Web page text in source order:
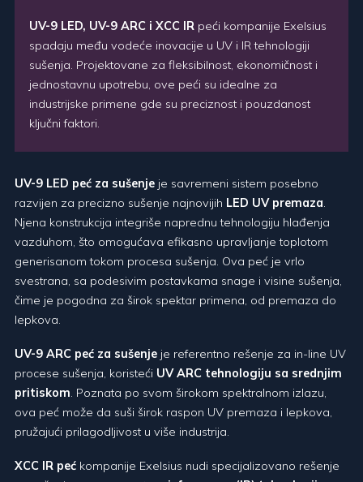
UV-9 LED, UV-9 ARC i XCC IR peći kompanije Exelsius
spadaju među vodeće inovacije u UV i IR tehnologiji
sušenja. Projektovane za fleksibilnost, ekonomičnost i
jednostavnu upotrebu, ove peći su idealne za
industrijske primene gde su preciznost i pouzdanost
ključni faktori.
UV-9 LED peć za sušenje je savremeni sistem posebno
razvijen za precizno sušenje najnovijih LED UV premaza.
Njena konstrukcija integriše naprednu tehnologiju hlađenja
vazduhom, što omogućava efikasno upravljanje toplotom
generisanom tokom procesa sušenja. Ova peć je vrlo
svestrana, sa podesivim postavkama snage i visine sušenja,
čime je pogodna za širok spektar primena, od premaza do
lepkova.
UV-9 ARC peć za sušenje je referentno rešenje za in-line UV
procese sušenja, koristeći UV ARC tehnologiju sa srednjim
pritiskom. Poznata po svom širokom spektralnom izlazu,
ova peć može da suši širok raspon UV premaza i lepkova,
pružajući prilagodljivost u više industrija.
XCC IR peć kompanije Exelsius nudi specijalizovano rešenje